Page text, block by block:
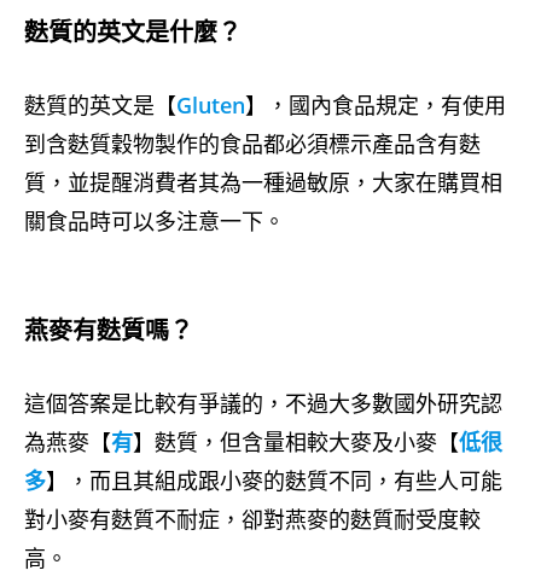
麩質的英文是什麼？
麩質的英文是【Gluten】，國內食品規定，有使用
到含麩質穀物製作的食品都必須標示產品含有麩
質，並提醒消費者其為一種過敏原，大家在購買相
關食品時可以多注意一下。
燕麥有麩質嗎？
這個答案是比較有爭議的，不過大多數國外研究認
為燕麥【有】麩質，但含量相較大麥及小麥【低很
多】，而且其組成跟小麥的麩質不同，有些人可能
對小麥有麩質不耐症，卻對燕麥的麩質耐受度較
高。